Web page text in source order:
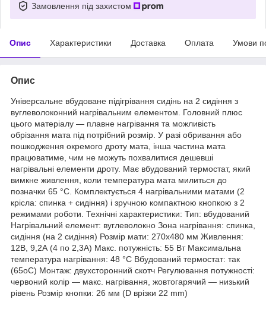
Замовлення під захистом
Опис Характеристики Доставка Оплата Умови
Опис
Універсальне вбудоване підігрівання сидінь на 2 сидіння з
вуглеволоконний нагрівальним елементом. Головний плюс
цього матеріалу — плавне нагрівання та можливість
обрізання мата під потрібний розмір. У разі обривання або
пошкодження окремого дроту мата, інша частина мата
працюватиме, чим не можуть похвалитися дешевші
нагрівальні елементи дроту. Має вбудований термостат, який
вимкне живлення, коли температура мата милиться до
позначки 65 °C. Комплектується 4 нагрівальними матами (2
крісла: спинка + сидіння) і зручною компактною кнопкою з 2
режимами роботи. Технічні характеристики: Тип: вбудований
Нагрівальний елемент: вуглеволокно Зона нагрівання: спинка,
сидіння (на 2 сидіння) Розмір мати: 270х480 мм Живлення:
12В, 9,2А (4 по 2,3А) Макс. потужність: 55 Вт Максимальна
температура нагрівання: 48 °C Вбудований термостат: так
(65оС) Монтаж: двухсторонний скотч Регулювання потужності:
червоний колір — макс. нагрівання, жовтогарячий — низький
рівень Розмір кнопки: 26 мм (D врізки 22 mm)